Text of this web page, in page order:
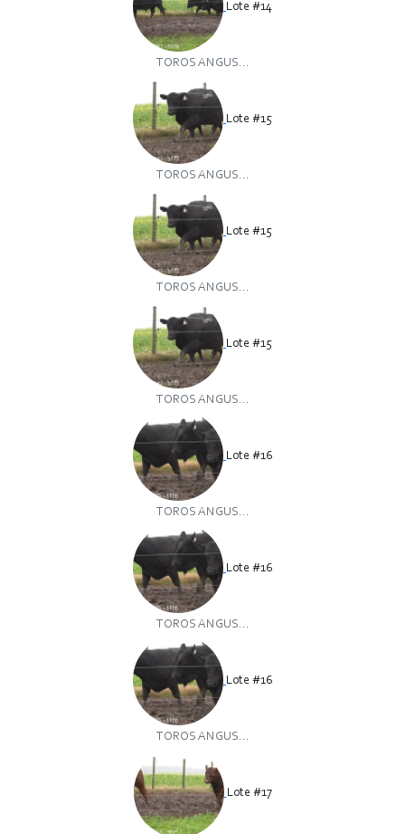
Lote #14
TOROS ANGUS...
Lote #15
TOROS ANGUS...
Lote #15
TOROS ANGUS...
Lote #15
TOROS ANGUS...
Lote #16
TOROS ANGUS...
Lote #16
TOROS ANGUS...
Lote #16
TOROS ANGUS...
Lote #17